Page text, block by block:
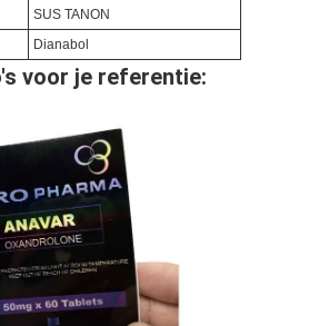
SUS TANON
Dianabol
voor je referentie: